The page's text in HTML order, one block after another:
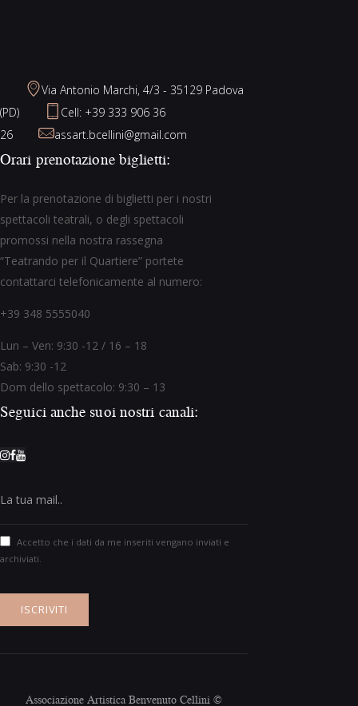
Via Antonio Marchi, 4/3 - 35129 Padova
(PD)
Cell: +39 333 906 36
26
assart.bcellini@gmail.com
Orari prenotazione biglietti:
Per la prenotazione di biglietti per i nostri
spettacoli teatrali, o degli spettacoli
promossi nella nostra rassegna
“Teatrando per il Quartiere” portete
contattarci telefonicamente al numero:
+39 348 5555040
Lun – Ven: 9:30 -12 / 16 – 18
Sab: 9:30 -12
Dom dello spettacolo: 9:30 – 13
Seguici anche suoi nostri canali:
Accetto che i dati da me inseriti vengano inviati e
archiviati.
Associazione Artistica Benvenuto Cellini ©